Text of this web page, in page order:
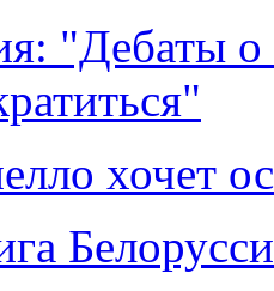
"Дебаты
хочет